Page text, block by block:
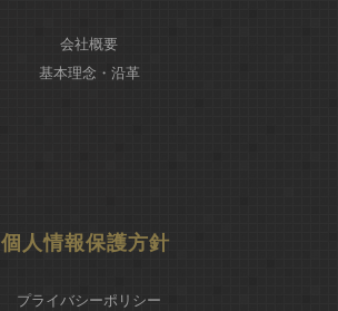
会社概要
基本理念・沿革
個人情報保護方針
プライバシーポリシー